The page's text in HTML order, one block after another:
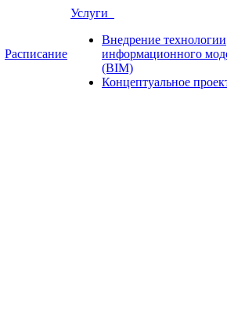
Расписание
Услуги
Внедрение технологии
информационного
(BIM)
Концептуальное